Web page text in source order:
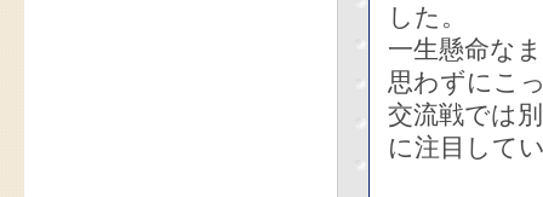
した。
一生懸命な
思わずにこ
交流戦では
に注目して